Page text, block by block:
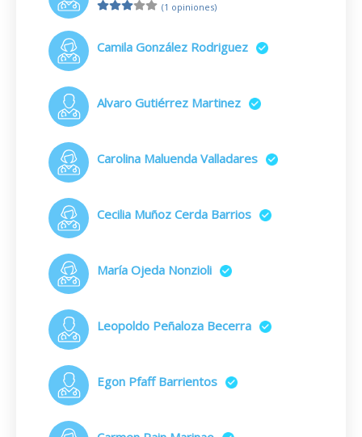
(1 opiniones)
Camila González Rodriguez
Alvaro Gutiérrez Martinez
Carolina Maluenda Valladares
Cecilia Muñoz Cerda Barrios
María Ojeda Nonzioli
Leopoldo Peñaloza Becerra
Egon Pfaff Barrientos